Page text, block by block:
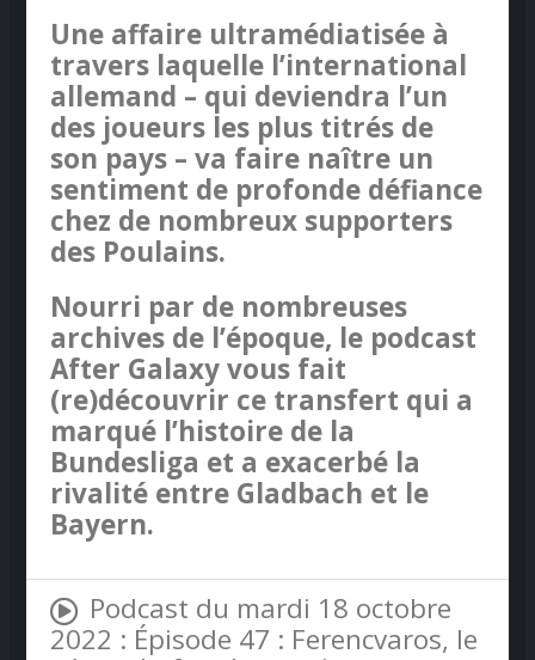
Une affaire ultramédiatisée à
travers laquelle l’international
allemand – qui deviendra l’un
des joueurs les plus titrés de
son pays – va faire naître un
sentiment de profonde défiance
chez de nombreux supporters
des Poulains.
Nourri par de nombreuses
archives de l’époque, le podcast
After Galaxy vous fait
(re)découvrir ce transfert qui a
marqué l’histoire de la
Bundesliga et a exacerbé la
rivalité entre Gladbach et le
Bayern.
Podcast du mardi 18 octobre
2022 : Épisode 47 : Ferencvaros, le